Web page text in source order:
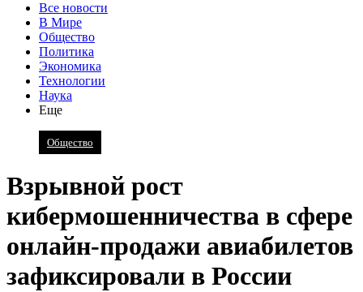
Все новости
В Мире
Общество
Политика
Экономика
Технологии
Наука
Еще
Общество
Взрывной рост
кибермошенничества в сфере
онлайн-продажи авиабилетов
зафиксировали в России